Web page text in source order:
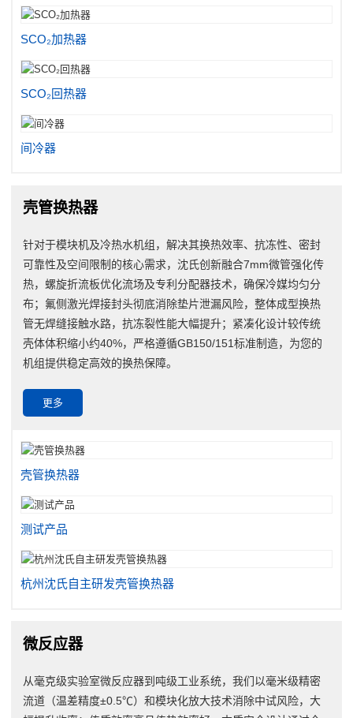
SCO₂加热器
SCO₂回热器
间冷器
壳管换热器
针对于模块机及冷热水机组，解决其换热效率、抗冻性、密封
可靠性及空间限制的核心需求，沈氏创新融合7mm微管强化传
热，螺旋折流板优化流场及专利分配器技术，确保冷媒均匀分
布；氟侧激光焊接封头彻底消除垫片泄漏风险，整体成型换热
管无焊缝接触水路，抗冻裂性能大幅提升；紧凑化设计较传统
壳体体积缩小约40%，严格遵循GB150/151标准制造，为您的
机组提供稳定高效的换热保障。
更多
壳管换热器
测试产品
杭州沈氏自主研发壳管换热器
微反应器
从毫克级实验室微反应器到吨级工业系统，我们以毫米级精密
流道（温差精度±0.5℃）和模块化放大技术消除中试风险，大